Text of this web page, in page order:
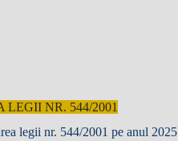
NR. 544/2001
legii nr. 544/2001 pe anul 2025